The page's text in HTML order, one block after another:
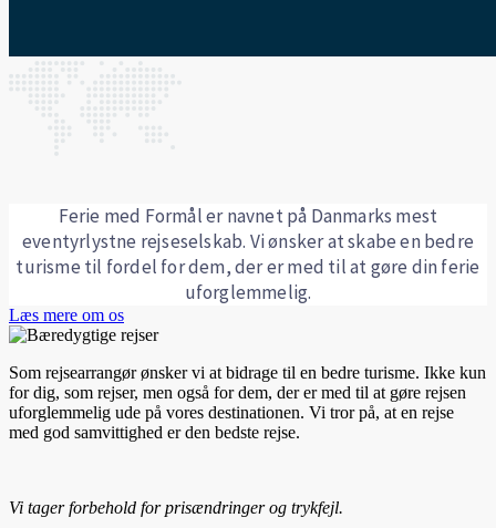
Ferie med Formål er navnet på Danmarks mest
eventyrlystne rejseselskab. Vi ønsker at skabe en bedre
turisme til fordel for dem, der er med til at gøre din ferie
uforglemmelig.
Læs mere om os
Som rejsearrangør ønsker vi at bidrage til en bedre turisme. Ikke kun
for dig, som rejser, men også for dem, der er med til at gøre rejsen
uforglemmelig ude på vores destinationen. Vi tror på, at en rejse
med god samvittighed er den bedste rejse.
Vi tager forbehold for prisændringer og trykfejl.